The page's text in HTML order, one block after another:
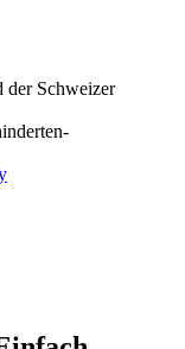
der Schweizer